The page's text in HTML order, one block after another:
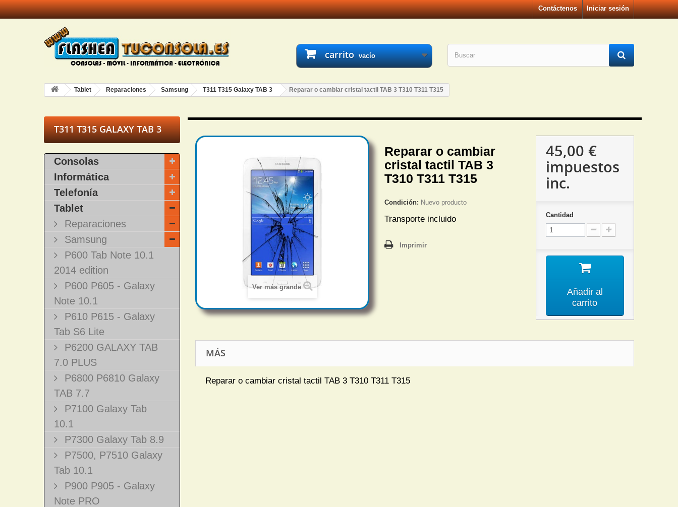
Iniciar sesión
Contáctenos
carrito vacío
Tablet Reparaciones Samsung T311 T315 Galaxy TAB 3 Reparar o cambiar cristal tactil TAB 3 T310 T311 T315
T311 T315 GALAXY TAB 3
Consolas
Informática
Telefonía
Tablet
Reparaciones
Samsung
P600 Tab Note 10.1
2014 edition
P600 P605 - Galaxy
Note 10.1
P610 P615 - Galaxy
Tab S6 Lite
P6200 GALAXY TAB
7.0 PLUS
P6800 P6810 Galaxy
TAB 7.7
P7100 Galaxy Tab
10.1
P7300 Galaxy Tab 8.9
P7500, P7510 Galaxy
Tab 10.1
P900 P905 - Galaxy
Note PRO
Ver más grande
Reparar o cambiar
cristal tactil TAB 3
T310 T311 T315
Condición: Nuevo producto
Transporte incluido
Imprimir
45,00 €
impuestos
inc.
Cantidad
Añadir al
carrito
MÁS
Reparar o cambiar cristal tactil TAB 3 T310 T311 T315